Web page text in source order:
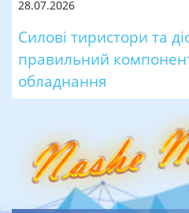
28.07.2026
Силові тиристори та
правильний
обладнання